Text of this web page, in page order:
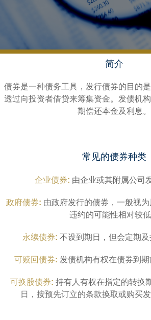
简介
债券是一种债务工具，发行债券的目的
透过向投资者借贷来筹集资金。发债机
期偿还本金及利息。
常见的债券种类
企业债券: 由企业或其附属公司
政府债券: 由政府发行的债券，一般视
违约的可能性相对较低
永续债券: 不设到期日，但会定期及
可赎回债券: 发债机构有权在债券到期
可换股债券: 持有人有权在指定的转换
日，按预先订立的条款换取或购买